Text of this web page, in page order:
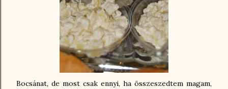
Bocsánat, de most csak ennyi, ha összeszedtem magam,